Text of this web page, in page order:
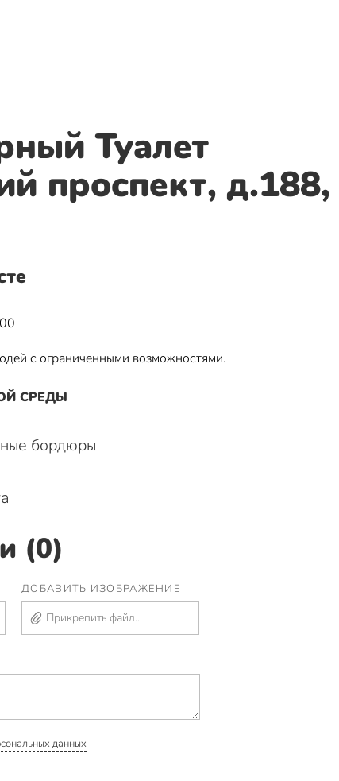
Туалет
проспект, д.188,
с ограниченными возможностями.
СРЕДЫ
бордюры
(0)
ДОБАВИТЬ ИЗОБРАЖЕНИЕ
Прикрепить файл...
данных